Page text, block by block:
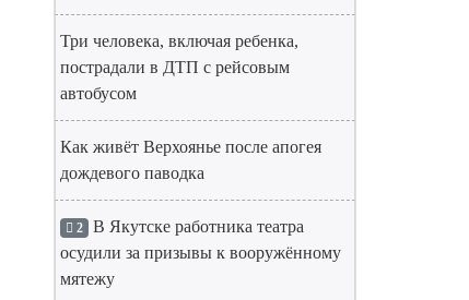
Три человека, включая ребенка,
пострадали в ДТП с рейсовым
автобусом
Как живёт Верхоянье после апогея
дождевого паводка
2 В Якутске работника театра
осудили за призывы к вооружённому
мятежу